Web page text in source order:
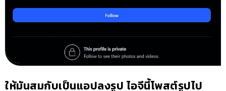
ให้มันสมกับเป็นแอปลงรูป ไอจีนี้โพสต์รูปไป